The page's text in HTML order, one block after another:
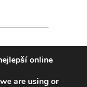
online
are using or